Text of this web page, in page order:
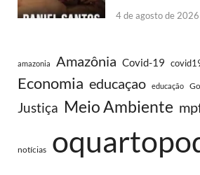
4 de agosto de 2026
amazonia Amazônia Covid-19
Economia educaçao educação
Justiça Meio Ambiente
notícias